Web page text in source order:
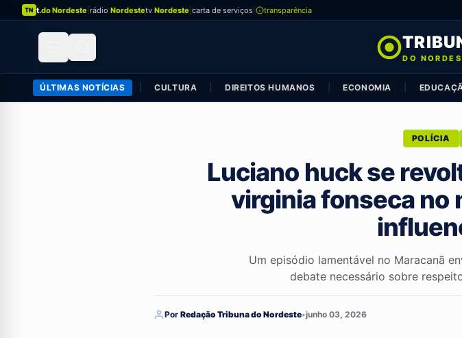
TN t.do Nordeste rádio Nordestetv Nordeste carta de serviços transparência
DO
ÚLTIMAS NOTÍCIAS CULTURA DIREITOS HUMANOS ECONOMIA
POLÍCIA
Luciano huck se
virginia fonseca no
Um episódio lamentável no Maracanã
debate necessário sobre
Por Redação Tribuna do Nordeste•junho 03, 2026